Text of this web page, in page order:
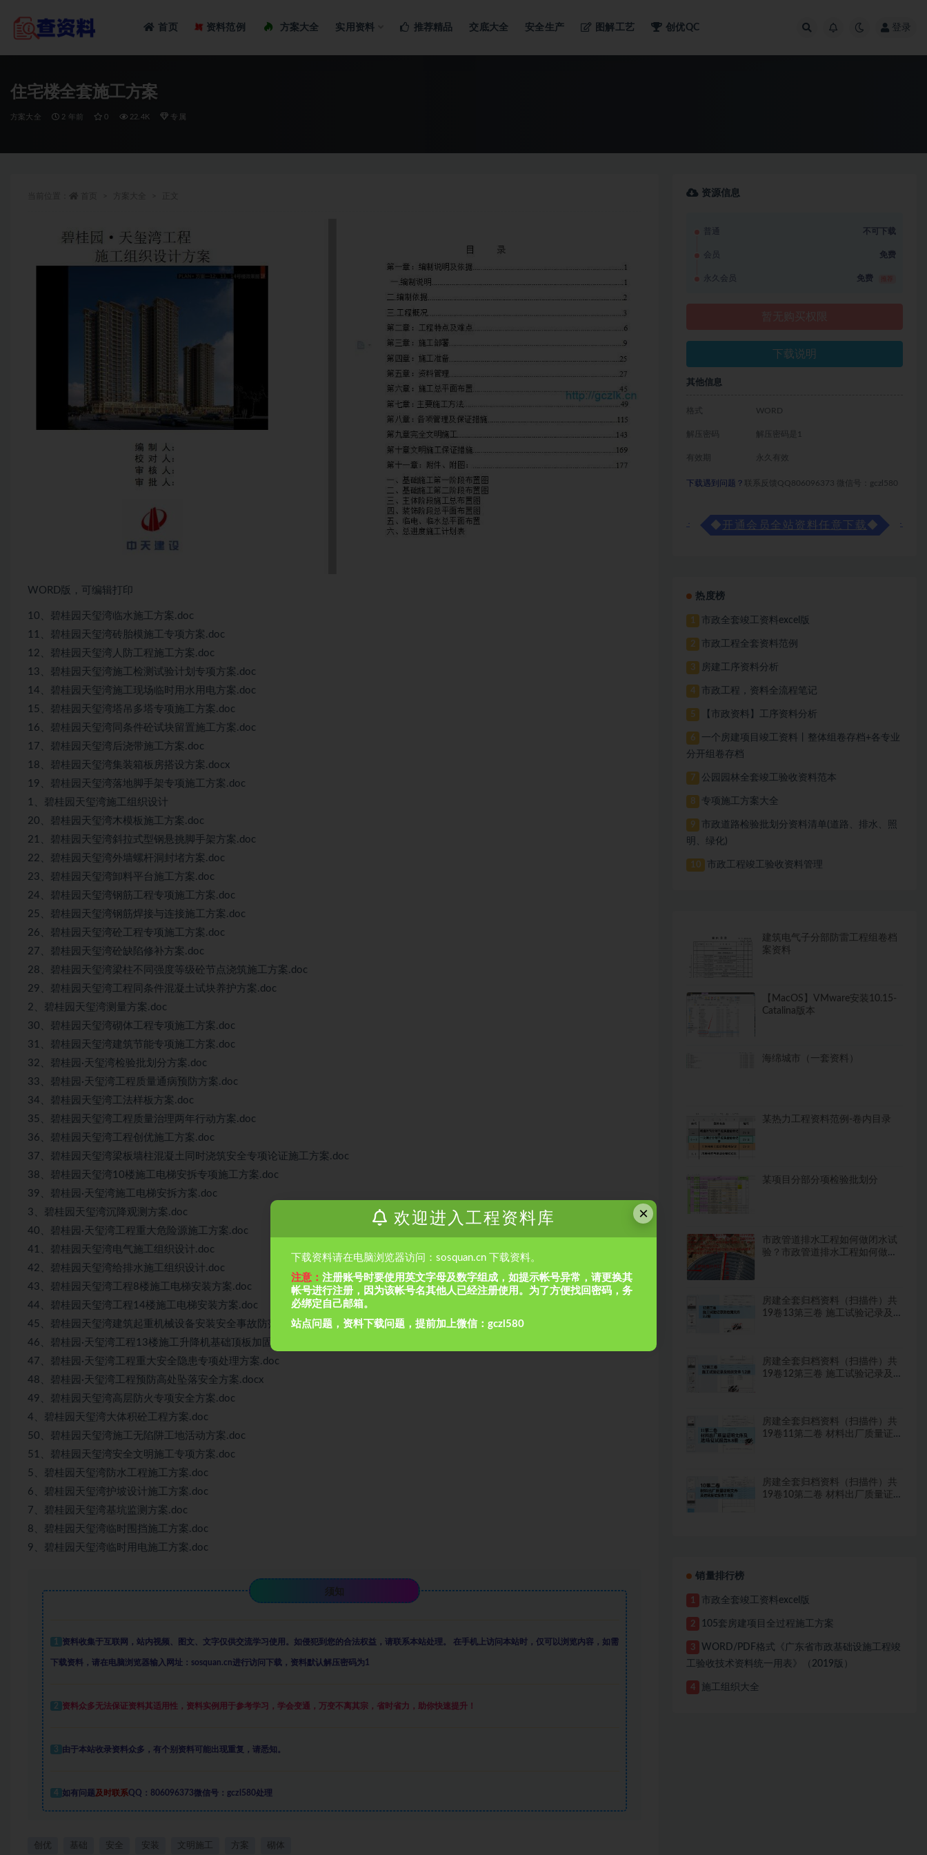
首页 资料范例 Loading…
方案大全 实用资料 推荐精品 交底大全 安全生产 图解工艺 创优QC 登录
住宅楼全套施工方案
方案大全 2 年前 0 22.4K 专属
WORD版，可编辑打印
10、碧桂园天玺湾临水施工方案.doc
11、碧桂园天玺湾砖胎模施工专项方案.doc
12、碧桂园天玺湾人防工程施工方案.doc
13、碧桂园天玺湾施工检测试验计划专项方案.doc
14、碧桂园天玺湾施工现场临时用水用电方案.doc
15、碧桂园天玺湾塔吊多塔专项施工方案.doc
16、碧桂园天玺湾同条件砼试块留置施工方案.doc
17、碧桂园天玺湾后浇带施工方案.doc
18、碧桂园天玺湾集装箱板房搭设方案.docx
19、碧桂园天玺湾落地脚手架专项施工方案.doc
1、碧桂园天玺湾施工组织设计
20、碧桂园天玺湾木模板施工方案.doc
21、碧桂园天玺湾斜拉式型钢悬挑脚手架方案.doc
22、碧桂园天玺湾外墙螺杆洞封堵方案.doc
23、碧桂园天玺湾卸料平台施工方案.doc
24、碧桂园天玺湾钢筋工程专项施工方案.doc
25、碧桂园天玺湾钢筋焊接与连接施工方案.doc
26、碧桂园天玺湾砼工程专项施工方案.doc
27、碧桂园天玺湾砼缺陷修补方案.doc
28、碧桂园天玺湾梁柱不同强度等级砼节点浇筑施工方案.doc
29、碧桂园天玺湾工程同条件混凝土试块养护方案.doc
2、碧桂园天玺湾测量方案.doc
30、碧桂园天玺湾砌体工程专项施工方案.doc
31、碧桂园天玺湾建筑节能专项施工方案.doc
32、碧桂园·天玺湾检验批划分方案.doc
33、碧桂园·天玺湾工程质量通病预防方案.doc
34、碧桂园天玺湾工法样板方案.doc
35、碧桂园天玺湾工程质量治理两年行动方案.doc
36、碧桂园天玺湾工程创优施工方案.doc
37、碧桂园天玺湾梁板墙柱混凝土同时浇筑安全专项论证施工方案.doc
38、碧桂园天玺湾10楼施工电梯安拆专项施工方案.doc
39、碧桂园·天玺湾施工电梯安拆方案.doc
3、碧桂园天玺湾沉降观测方案.doc
40、碧桂园·天玺湾工程重大危险源施工方案.doc
41、碧桂园天玺湾电气施工组织设计.doc
42、碧桂园天玺湾给排水施工组织设计.doc
43、碧桂园天玺湾工程8楼施工电梯安装方案.doc
44、碧桂园天玺湾工程14楼施工电梯安装方案.doc
45、碧桂园天玺湾建筑起重机械设备安装安全事故防范措施及应急救援预案.doc
46、碧桂园·天玺湾工程13楼施工升降机基础顶板加固方案.doc
47、碧桂园·天玺湾工程重大安全隐患专项处理方案.doc
48、碧桂园·天玺湾工程预防高处坠落安全方案.docx
49、碧桂园天玺湾高层防火专项安全方案.doc
4、碧桂园天玺湾大体积砼工程方案.doc
50、碧桂园天玺湾施工无陷阱工地活动方案.doc
51、碧桂园天玺湾安全文明施工专项方案.doc
5、碧桂园天玺湾防水工程施工方案.doc
6、碧桂园天玺湾护坡设计施工方案.doc
7、碧桂园天玺湾基坑监测方案.doc
8、碧桂园天玺湾临时围挡施工方案.doc
9、碧桂园天玺湾临时用电施工方案.doc
须知
1 资料收集于互联网 ， 站内视频、图文、文字仅供交流学习使用。如侵犯到您的合法权益，请联系本站处理。 在手机上访问本站时，仅可以浏览内容，如需
下载资料，请在电脑浏览器输入网址：sosquan.cn进行访问下载， 资料默认解压密码为1
2 资料众多无法保证资料其适用性，资料实例 用于参考学习，学会变通，万变不离其宗，省时省力，助你快速提升！
3 由于本站收录资料众多，有个别资料可能出现重复，请悉知。
4 如有问题及时联系QQ：806096373微信号：gczl580处理
创优 基础 安全 安装 文明施工 方案 砌体
资源信息
普通 不可下载
会员 免费
永久会员 免费
下载说明
其他信息
格式 WORD
解压密码 解压密码是1
有效期 永久有效
下载遇到问题？ 联系反馈QQ806096373 微信号：gczl580
◆ 开通会员全站资料任意下载◆
热度榜
1 市政全套竣工资料excel版
2 市政工程全套资料范例
3 房建工序资料分析
4 市政工程，资料全流程笔记
5 【市政资料】工序资料分析
6
一个房建项目竣工资料丨整体组卷存档+各专业
分开组卷存档
7 公园园林全套竣工验收资料范本
8 专项施工方案大全
9
市政道路检验批划分资料清单(道路、排水、照
明、绿化)
10 市政工程竣工验收资料管理
建筑电气子分部防雷工程组卷档
案资料
【MacOS】VMware安装10.15-
Catalina版本
海绵城市（一套资料）
某热力工程资料范例-卷内目录
某项目分部分项检验批划分
市政管道排水工程如何做闭水试
验？市政管道排水工程如何做闭
房建全套归档资料（扫描件）共
19卷13第三卷 施工试验记录及
房建全套归档资料（扫描件）共
19卷12第三卷 施工试验记录及
房建全套归档资料（扫描件）共
19卷11第二卷 材料出厂质量证
房建全套归档资料（扫描件）共
19卷10第二卷 材料出厂质量证
销量排行榜
1 市政全套竣工资料excel版
2 105套房建项目全过程施工方案
3
WORD/PDF格式《广东省市政基础设施工程竣
工验收技术资料统一用表》（2019版）
4 施工组织大全
×
欢迎进入工程资料库
下载资料请在电脑浏览器访问：sosquan.cn 下载资料。
注意： 注册账号时要使用英文字母及数字组成，如提示帐号异常，请更换其
帐号进行注册，因为该帐号名其他人已经注册使用。为了方便找回密码，务
必绑定自己邮箱。
站点问题，资料下载问题，提前加上微信：gczl580